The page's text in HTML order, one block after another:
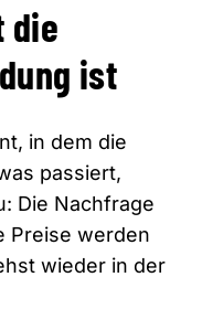
die
ist
in dem die
passiert,
Die Nachfrage
Preise werden
wieder in der